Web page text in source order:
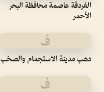
الغردقة عاصمة محافظة البحر
الأحمر
ف
دهب مدينة الاستجمام والصخب
ف